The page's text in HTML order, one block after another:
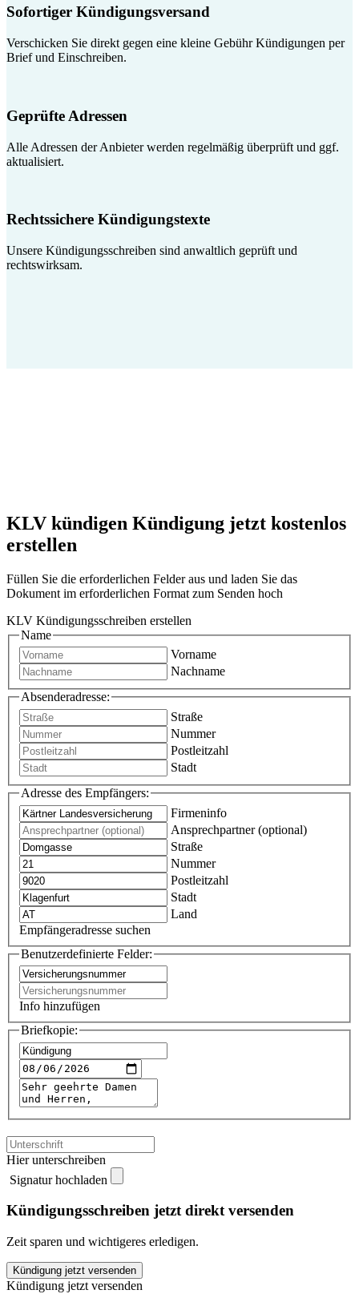
Sofortiger Kündigungsversand
Verschicken Sie direkt gegen eine kleine Gebühr Kündigungen per
Brief und Einschreiben.
Geprüfte Adressen
Alle Adressen der Anbieter werden regelmäßig überprüft und ggf.
aktualisiert.
Rechtssichere Kündigungstexte
Unsere Kündigungsschreiben sind anwaltlich geprüft und
rechtswirksam.
KLV kündigen Kündigung jetzt kostenlos
erstellen
Füllen Sie die erforderlichen Felder aus und laden Sie das
Dokument im erforderlichen Format zum Senden hoch
KLV Kündigungsschreiben erstellen
Name
Vorname
Nachname
Absenderadresse:
Straße
Nummer
Postleitzahl
Stadt
Adresse des Empfängers:
Firmeninfo
Ansprechpartner (optional)
Straße
Nummer
Postleitzahl
Stadt
Land
Empfängeradresse suchen
Benutzerdefinierte Felder:
Info hinzufügen
Briefkopie:
Hier unterschreiben
Signatur hochladen
Kündigungsschreiben jetzt direkt versenden
Zeit sparen und wichtigeres erledigen.
KLV
kündigen
Kündigung jetzt versenden
Kündigung jetzt versenden